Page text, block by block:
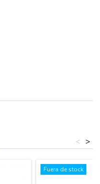
>
<
Fuera de stock